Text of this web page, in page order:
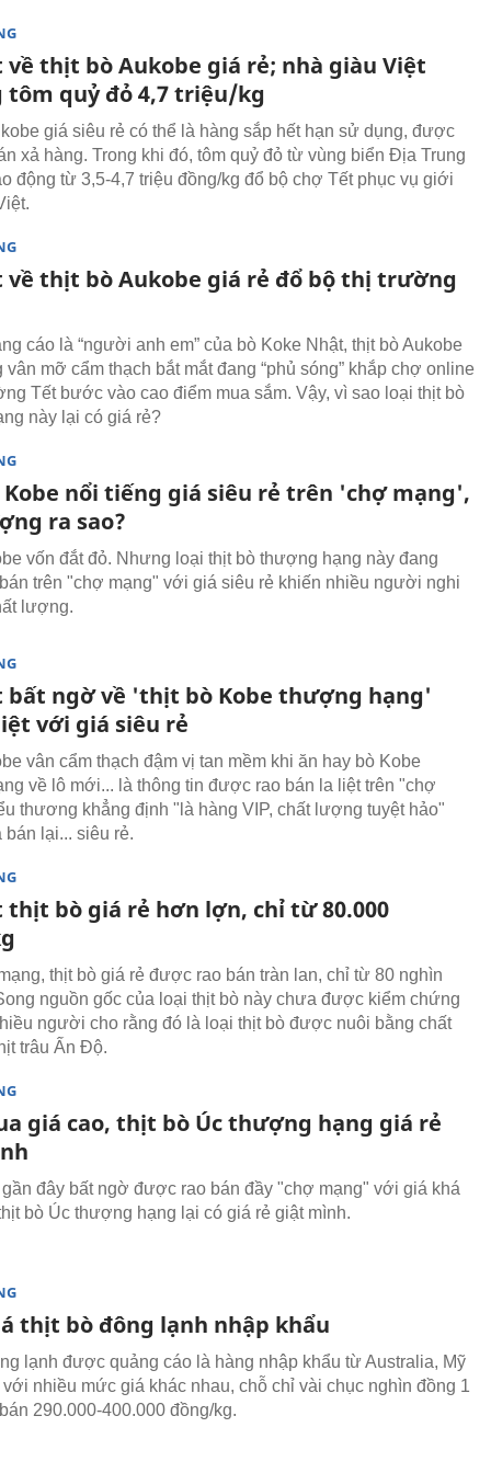
về thịt bò Aukobe giá rẻ; nhà giàu Việt
tôm quỷ đỏ 4,7 triệu/kg
giá siêu rẻ có thể là hàng sắp hết hạn sử dụng, được
xả hàng. Trong khi đó, tôm quỷ đỏ từ vùng biển Địa Trung
động từ 3,5-4,7 triệu đồng/kg đổ bộ chợ Tết phục vụ giới
về thịt bò Aukobe giá rẻ đổ bộ thị trường
cáo là “người anh em” của bò Koke Nhật, thịt bò Aukobe
mỡ cẩm thạch bắt mắt đang “phủ sóng” khắp chợ online
Tết bước vào cao điểm mua sắm. Vậy, vì sao loại thịt bò
này lại có giá rẻ?
nổi tiếng giá siêu rẻ trên 'chợ mạng',
ra sao?
vốn đắt đỏ. Nhưng loại thịt bò thượng hạng này đang
trên "chợ mạng" với giá siêu rẻ khiến nhiều người nghi
lượng.
bất ngờ về 'thịt bò Kobe thượng hạng'
với giá siêu rẻ
vân cẩm thạch đậm vị tan mềm khi ăn hay bò Kobe
về lô mới... là thông tin được rao bán la liệt trên "chợ
thương khẳng định "là hàng VIP, chất lượng tuyệt hảo"
lại... siêu rẻ.
thịt bò giá rẻ hơn lợn, chỉ từ 80.000
thịt bò giá rẻ được rao bán tràn lan, chỉ từ 80 nghìn
nguồn gốc của loại thịt bò này chưa được kiểm chứng
người cho rằng đó là loại thịt bò được nuôi bằng chất
trâu Ấn Độ.
giá cao, thịt bò Úc thượng hạng giá rẻ
đây bất ngờ được rao bán đầy "chợ mạng" với giá khá
bò Úc thượng hạng lại có giá rẻ giật mình.
thịt bò đông lạnh nhập khẩu
lạnh được quảng cáo là hàng nhập khẩu từ Australia, Mỹ
nhiều mức giá khác nhau, chỗ chỉ vài chục nghìn đồng 1
290.000-400.000 đồng/kg.